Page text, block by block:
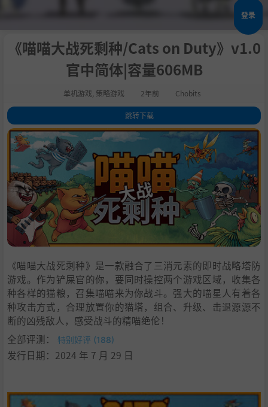
登录
《喵喵大战死剩种/Cats on Duty》v1.0
官中简体|容量606MB
单机游戏 策略游戏 2年前 Chobits
跳转下载
1.关于这款游戏
2.系统需求
支持作者
4.中文设置
5.学习
《喵喵大战死剩种》是一款融合了三消元素的即时战略塔防
游戏。作为铲屎官的你，要同时操控两个游戏区域，收集各
种各样的猫粮，召集喵喵来为你战斗。强大的喵星人有着各
种攻击方式，合理放置你的猫塔，组合、升级、击退源源不
断的凶残敌人，感受战斗的精喵绝伦！
全部评测：
特别好评 (188)
发行日期：2024 年 7 月 29 日